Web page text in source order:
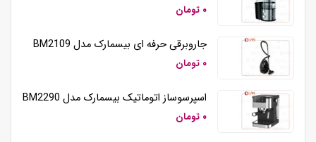
۰ تومان
جاروبرقی حرفه ای بیسمارک مدل BM2109
۰ تومان
اسپرسوساز اتوماتیک بیسمارک مدل BM2290
۰ تومان